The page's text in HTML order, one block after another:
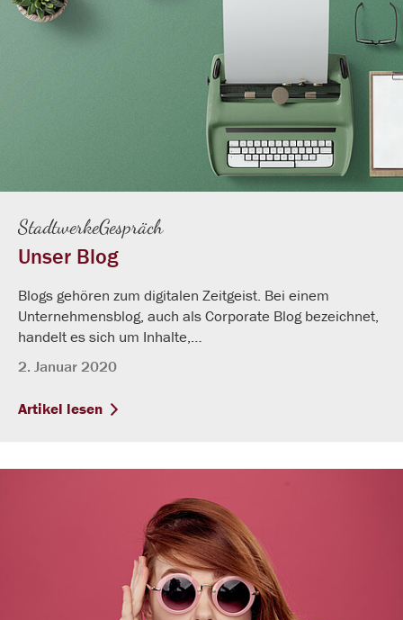
Unser Blog
StadtwerkeGespräch
Blogs gehören zum digitalen Zeitgeist. Bei einem
Unternehmensblog, auch als Corporate Blog bezeichnet,
handelt es sich um Inhalte,…
2. Januar 2020
Artikel lesen